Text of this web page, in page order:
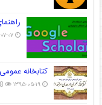
کتابخانه
۱۳۹۵-۰۵-۱۹